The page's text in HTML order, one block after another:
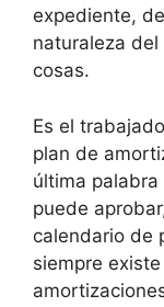
expediente,
naturaleza del
cosas.
Es el
plan de
última
puede
calendario de
siempre